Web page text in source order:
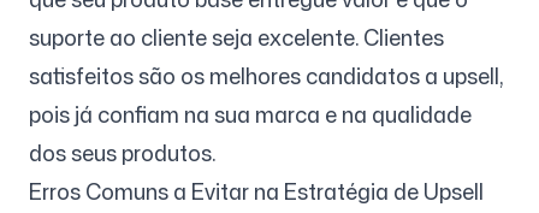
suporte ao cliente seja excelente. Clientes
satisfeitos são os melhores candidatos a upsell,
pois já confiam na sua marca e na qualidade
dos seus produtos.
Erros Comuns a Evitar na Estratégia de Upsell